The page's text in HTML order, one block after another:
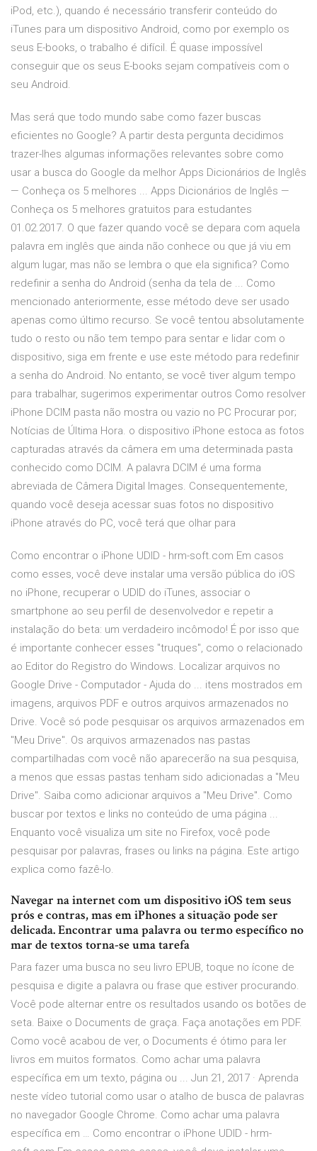
iPod, etc.), quando é necessário transferir conteúdo do
iTunes para um dispositivo Android, como por exemplo os
seus E-books, o trabalho é difícil. É quase impossível
conseguir que os seus E-books sejam compatíveis com o
seu Android.
Mas será que todo mundo sabe como fazer buscas
eficientes no Google? A partir desta pergunta decidimos
trazer-lhes algumas informações relevantes sobre como
usar a busca do Google da melhor Apps Dicionários de Inglês
— Conheça os 5 melhores ... Apps Dicionários de Inglês —
Conheça os 5 melhores gratuitos para estudantes
01.02.2017. O que fazer quando você se depara com aquela
palavra em inglês que ainda não conhece ou que já viu em
algum lugar, mas não se lembra o que ela significa? Como
redefinir a senha do Android (senha da tela de ... Como
mencionado anteriormente, esse método deve ser usado
apenas como último recurso. Se você tentou absolutamente
tudo o resto ou não tem tempo para sentar e lidar com o
dispositivo, siga em frente e use este método para redefinir
a senha do Android. No entanto, se você tiver algum tempo
para trabalhar, sugerimos experimentar outros Como resolver
iPhone DCIM pasta não mostra ou vazio no PC Procurar por;
Notícias de Última Hora. o dispositivo iPhone estoca as fotos
capturadas através da câmera em uma determinada pasta
conhecido como DCIM. A palavra DCIM é uma forma
abreviada de Câmera Digital Images. Consequentemente,
quando você deseja acessar suas fotos no dispositivo
iPhone através do PC, você terá que olhar para
Como encontrar o iPhone UDID - hrm-soft.com Em casos
como esses, você deve instalar uma versão pública do iOS
no iPhone, recuperar o UDID do iTunes, associar o
smartphone ao seu perfil de desenvolvedor e repetir a
instalação do beta: um verdadeiro incômodo! É por isso que
é importante conhecer esses "truques", como o relacionado
ao Editor do Registro do Windows. Localizar arquivos no
Google Drive - Computador - Ajuda do ... itens mostrados em
imagens, arquivos PDF e outros arquivos armazenados no
Drive. Você só pode pesquisar os arquivos armazenados em
"Meu Drive". Os arquivos armazenados nas pastas
compartilhadas com você não aparecerão na sua pesquisa,
a menos que essas pastas tenham sido adicionadas a "Meu
Drive". Saiba como adicionar arquivos a "Meu Drive". Como
buscar por textos e links no conteúdo de uma página ...
Enquanto você visualiza um site no Firefox, você pode
pesquisar por palavras, frases ou links na página. Este artigo
explica como fazê-lo.
Navegar na internet com um dispositivo iOS tem seus
prós e contras, mas em iPhones a situação pode ser
delicada. Encontrar uma palavra ou termo específico no
mar de textos torna-se uma tarefa
Para fazer uma busca no seu livro EPUB, toque no ícone de
pesquisa e digite a palavra ou frase que estiver procurando.
Você pode alternar entre os resultados usando os botões de
seta. Baixe o Documents de graça. Faça anotações em PDF.
Como você acabou de ver, o Documents é ótimo para ler
livros em muitos formatos. Como achar uma palavra
específica em um texto, página ou ... Jun 21, 2017 · Aprenda
neste vídeo tutorial como usar o atalho de busca de palavras
no navegador Google Chrome. Como achar uma palavra
específica em … Como encontrar o iPhone UDID - hrm-